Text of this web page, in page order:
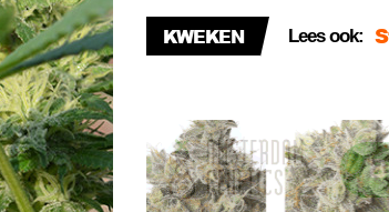
KWEKEN Lees ook: